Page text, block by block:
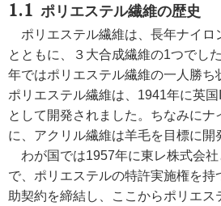
ポリエステル繊維の歴史
ポリエステル繊維は、長年ナイロ
とともに、３大合成繊維の1つでし
年ではポリエステル繊維の一人勝ち
ポリエステル繊維は、1941年に英
として開発されました。ちなみに
に、アクリル繊維は羊毛を目標に開
わが国では1957年に東レ株式会社
で、ポリエステルの特許実施権を持
助契約を締結し、ここからポリエス